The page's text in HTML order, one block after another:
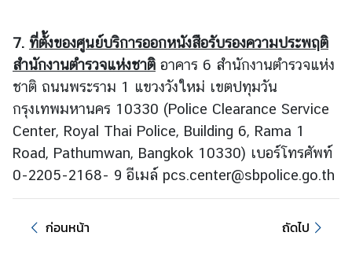
7. ที่ตั้งของศูนย์บริการออกหนังสือรับรองความประพฤติ
สำนักงานตำรวจแห่งชาติ อาคาร 6 สำนักงานตำรวจแห่ง
ชาติ ถนนพระราม 1 แขวงวังใหม่ เขตปทุมวัน
กรุงเทพมหานคร 10330 (Police Clearance Service
Center, Royal Thai Police, Building 6, Rama 1
Road, Pathumwan, Bangkok 10330) เบอร์โทรศัพท์
0-2205-2168- 9 อีเมล์ pcs.center@sbpolice.go.th
ก่อนหน้า ถัดไป